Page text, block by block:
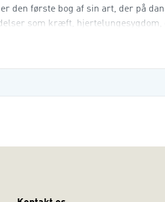
den første bog af sin art, der på
som kræft, hjertelungesygdom,